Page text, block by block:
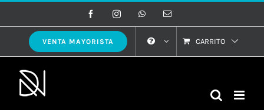
al
contenido
FacebookInstagramWhatsAppCorreo
VENTA MAYORISTA CARRITO